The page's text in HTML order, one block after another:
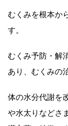
むくみを根本か
す。
むくみ予防・解
あり、むくみの
体の水分代謝を
や水太りなどさ